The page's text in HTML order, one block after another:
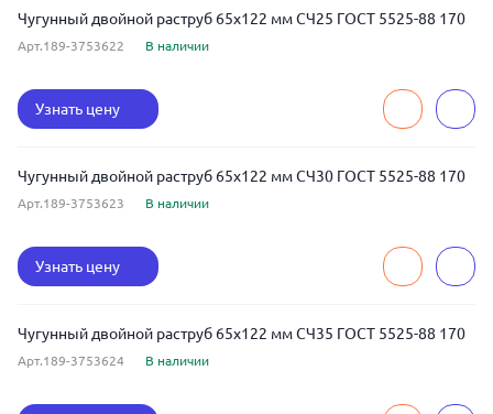
Чугунный двойной раструб 65x122 мм СЧ25 ГОСТ 5525-88 170
Арт.189-3753622 В наличии
Узнать цену
Чугунный двойной раструб 65x122 мм СЧ30 ГОСТ 5525-88 170
Арт.189-3753623 В наличии
Узнать цену
Чугунный двойной раструб 65x122 мм СЧ35 ГОСТ 5525-88 170
Арт.189-3753624 В наличии